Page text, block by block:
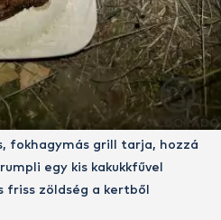
fokhagymás grill tarja, hozzá
egy kis kakukkfűvel
friss zöldség a kertből